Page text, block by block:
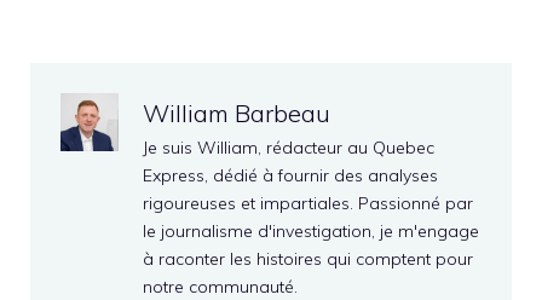
William Barbeau
Je suis William, rédacteur au Quebec
Express, dédié à fournir des analyses
rigoureuses et impartiales. Passionné par
le journalisme d'investigation, je m'engage
à raconter les histoires qui comptent pour
notre communauté.